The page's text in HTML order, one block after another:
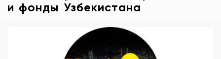
и фонды Узбекистана